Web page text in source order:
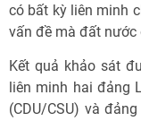
có bất kỳ liên minh
vấn đề mà đất
Kết quả khảo sát
liên minh hai đảng
(CDU/CSU) và